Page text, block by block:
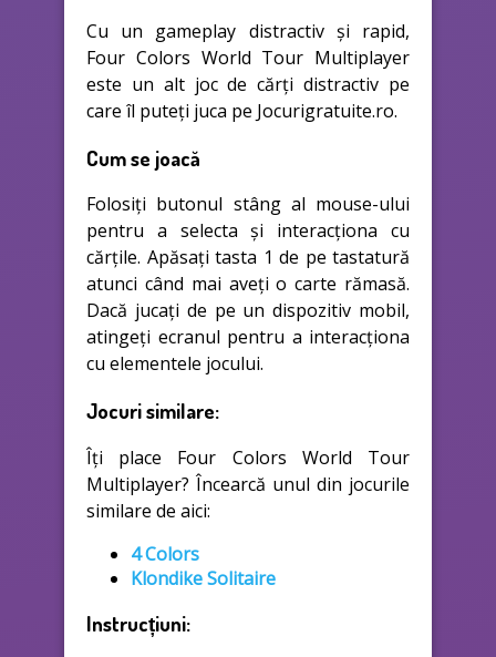
Cu un gameplay distractiv și rapid,
Four Colors World Tour Multiplayer
este un alt joc de cărți distractiv pe
care îl puteți juca pe Jocurigratuite.ro.
Cum se joacă
Folosiți butonul stâng al mouse-ului
pentru a selecta și interacționa cu
cărțile. Apăsați tasta 1 de pe tastatură
atunci când mai aveți o carte rămasă.
Dacă jucați de pe un dispozitiv mobil,
atingeți ecranul pentru a interacționa
cu elementele jocului.
Jocuri similare:
Îți place Four Colors World Tour
Multiplayer? Încearcă unul din jocurile
similare de aici:
4 Colors
Klondike Solitaire
Instrucțiuni: